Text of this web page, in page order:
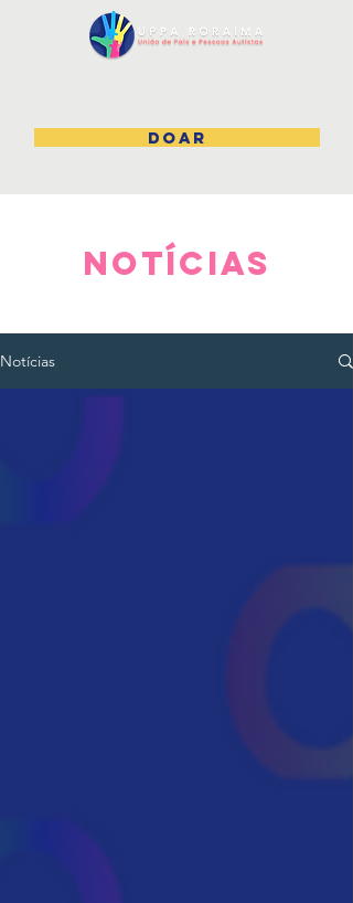
DOAR
NOTÍCIAS
Notícias